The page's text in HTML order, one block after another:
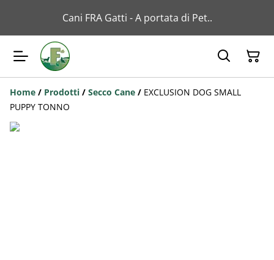
Cani FRA Gatti - A portata di Pet..
Home / Prodotti / Secco Cane / EXCLUSION DOG SMALL
PUPPY TONNO